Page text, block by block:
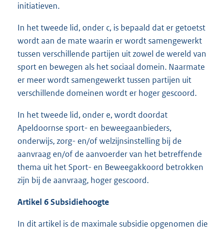
initiatieven.
In het tweede lid, onder c, is bepaald dat er getoetst
wordt aan de mate waarin er wordt samengewerkt
tussen verschillende partijen uit zowel de wereld van
sport en bewegen als het sociaal domein. Naarmate
er meer wordt samengewerkt tussen partijen uit
verschillende domeinen wordt er hoger gescoord.
In het tweede lid, onder e, wordt doordat
Apeldoornse sport- en beweegaanbieders,
onderwijs, zorg- en/of welzijnsinstelling bij de
aanvraag en/of de aanvoerder van het betreffende
thema uit het Sport- en Beweegakkoord betrokken
zijn bij de aanvraag, hoger gescoord.
Artikel 6 Subsidiehoogte
In dit artikel is de maximale subsidie opgenomen die